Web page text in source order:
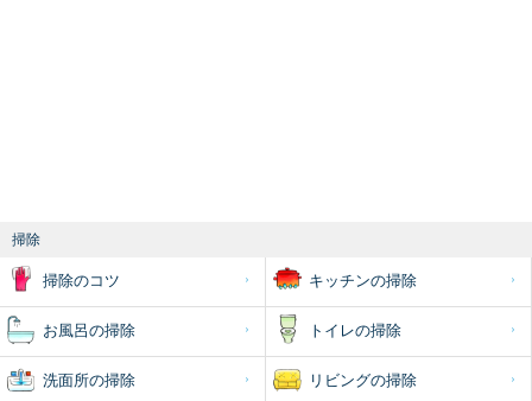
掃除
掃除のコツ キッチンの掃除
お風呂の掃除 トイレの掃除
洗面所の掃除 リビングの掃除